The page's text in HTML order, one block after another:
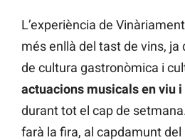
L’experiència de
més enllà del tast de vins, ja
de cultura gastronòmica i
actuacions musicals en viu i
durant tot el cap de
farà la fira, al capdamunt del